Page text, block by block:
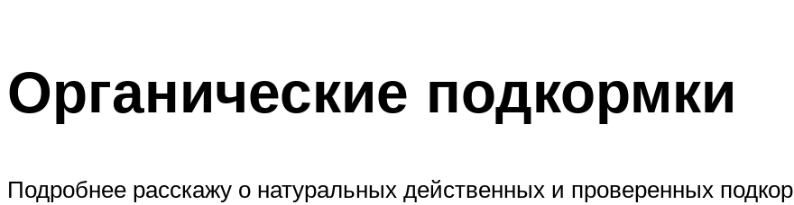
Органические подкормки
Подробнее расскажу о натуральных действенных и проверенных